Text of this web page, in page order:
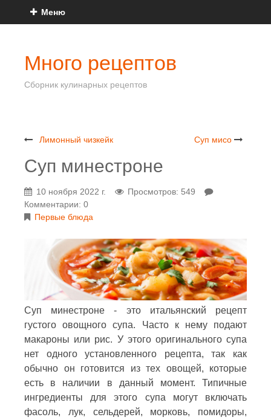
Меню
Много рецептов
Сборник кулинарных рецептов
Лимонный чизкейк Суп мисо
Суп минестроне
10 ноября 2022 г.
Просмотров: 549
Комментарии: 0
Первые блюда
Суп минестроне - это итальянский рецепт
густого овощного супа. Часто к нему подают
макароны или рис. У этого оригинального супа
нет одного установленного рецепта, так как
обычно он готовится из тех овощей, которые
есть в наличии в данный момент. Типичные
ингредиенты для этого супа могут включать
фасоль, лук, сельдерей, морковь, помидоры,